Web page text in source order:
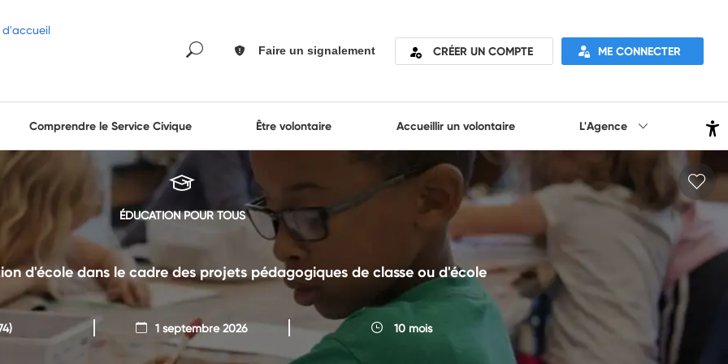
Faire un signalement CRÉER UN COMPTE ME CONNECTER
Comprendre le Service Civique Être volontaire Accueillir un volontaire L'Agence
ÉDUCATION POUR TOUS
d'école dans le cadre des projets pédagogiques de classe ou d'école
1 septembre 2026 10 mois